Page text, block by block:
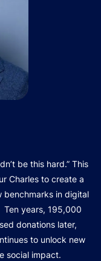
be this hard.” This
Charles to create a
benchmarks in digital
years, 195,000
donations later,
to unlock new
social impact.